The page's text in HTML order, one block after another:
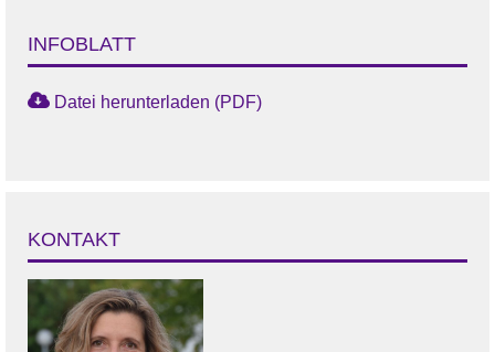
INFOBLATT
Datei herunterladen (PDF)
KONTAKT